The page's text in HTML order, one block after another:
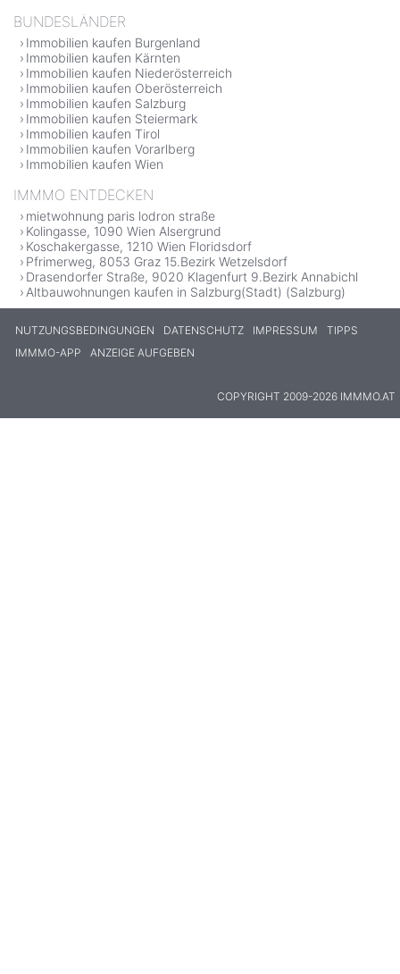
BUNDESLÄNDER
Immobilien kaufen Burgenland
Immobilien kaufen Kärnten
Immobilien kaufen Niederösterreich
Immobilien kaufen Oberösterreich
Immobilien kaufen Salzburg
Immobilien kaufen Steiermark
Immobilien kaufen Tirol
Immobilien kaufen Vorarlberg
Immobilien kaufen Wien
IMMMO ENTDECKEN
mietwohnung paris lodron straße
Kolingasse, 1090 Wien Alsergrund
Koschakergasse, 1210 Wien Floridsdorf
Pfrimerweg, 8053 Graz 15.Bezirk Wetzelsdorf
Drasendorfer Straße, 9020 Klagenfurt 9.Bezirk Annabichl
Altbauwohnungen kaufen in Salzburg(Stadt) (Salzburg)
NUTZUNGSBEDINGUNGEN DATENSCHUTZ IMPRESSUM
TIPPS
IMMMO-APP
ANZEIGE AUFGEBEN
COPYRIGHT 2009-2026 IMMMO.AT